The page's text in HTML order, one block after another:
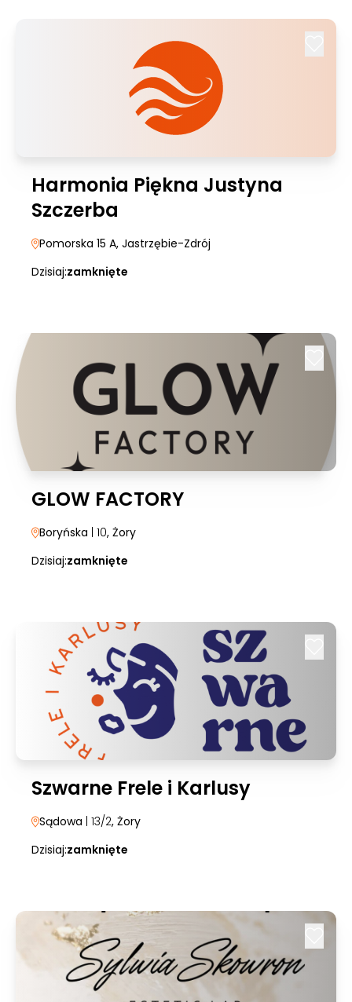
Harmonia Piękna Justyna
Szczerba
Pomorska 15 A, Jastrzębie-Zdrój
Dzisiaj:zamknięte
GLOW FACTORY
Boryńska | 10, Żory
Dzisiaj:zamknięte
Szwarne Frele i Karlusy
Sądowa | 13/2, Żory
Dzisiaj:zamknięte